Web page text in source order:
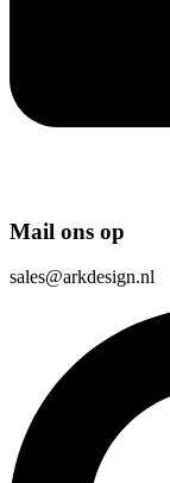
Mail ons op
sales@arkdesign.nl